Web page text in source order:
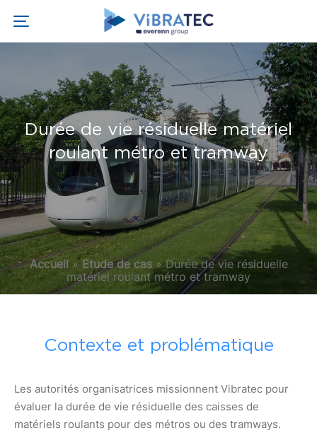
Durée de vie résiduelle matériel
roulant métro et tramway
Accueil »Etude de cas»Durée de vie résiduelle
matériel roulant métro et tramway
Contexte et problématique
Les autorités organisatrices missionnent Vibratec pour
évaluer la durée de vie résiduelle des caisses de
matériels roulants pour des métros ou des tramways.